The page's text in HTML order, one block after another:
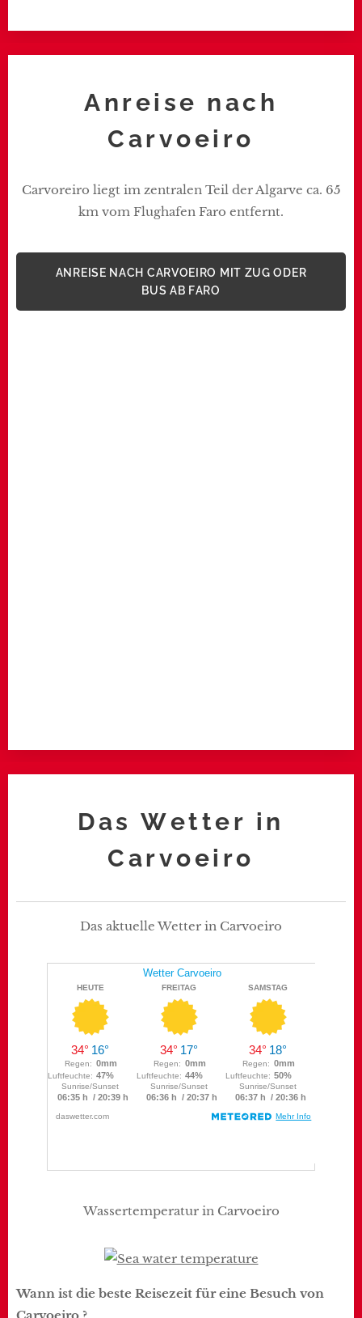
Anreise nach
Carvoeiro
Carvoreiro liegt im zentralen Teil der Algarve ca. 65
km vom Flughafen Faro entfernt.
ANREISE NACH CARVOEIRO MIT ZUG ODER
BUS AB FARO
Das Wetter in
Carvoeiro
Das aktuelle Wetter in Carvoeiro
Wassertemperatur in Carvoeiro
Wann ist die beste Reisezeit für eine Besuch von